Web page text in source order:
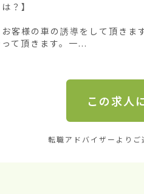
？】
客様の車の誘導をして頂きま
て頂きます。一...
この求人
転職アドバイザーよりご